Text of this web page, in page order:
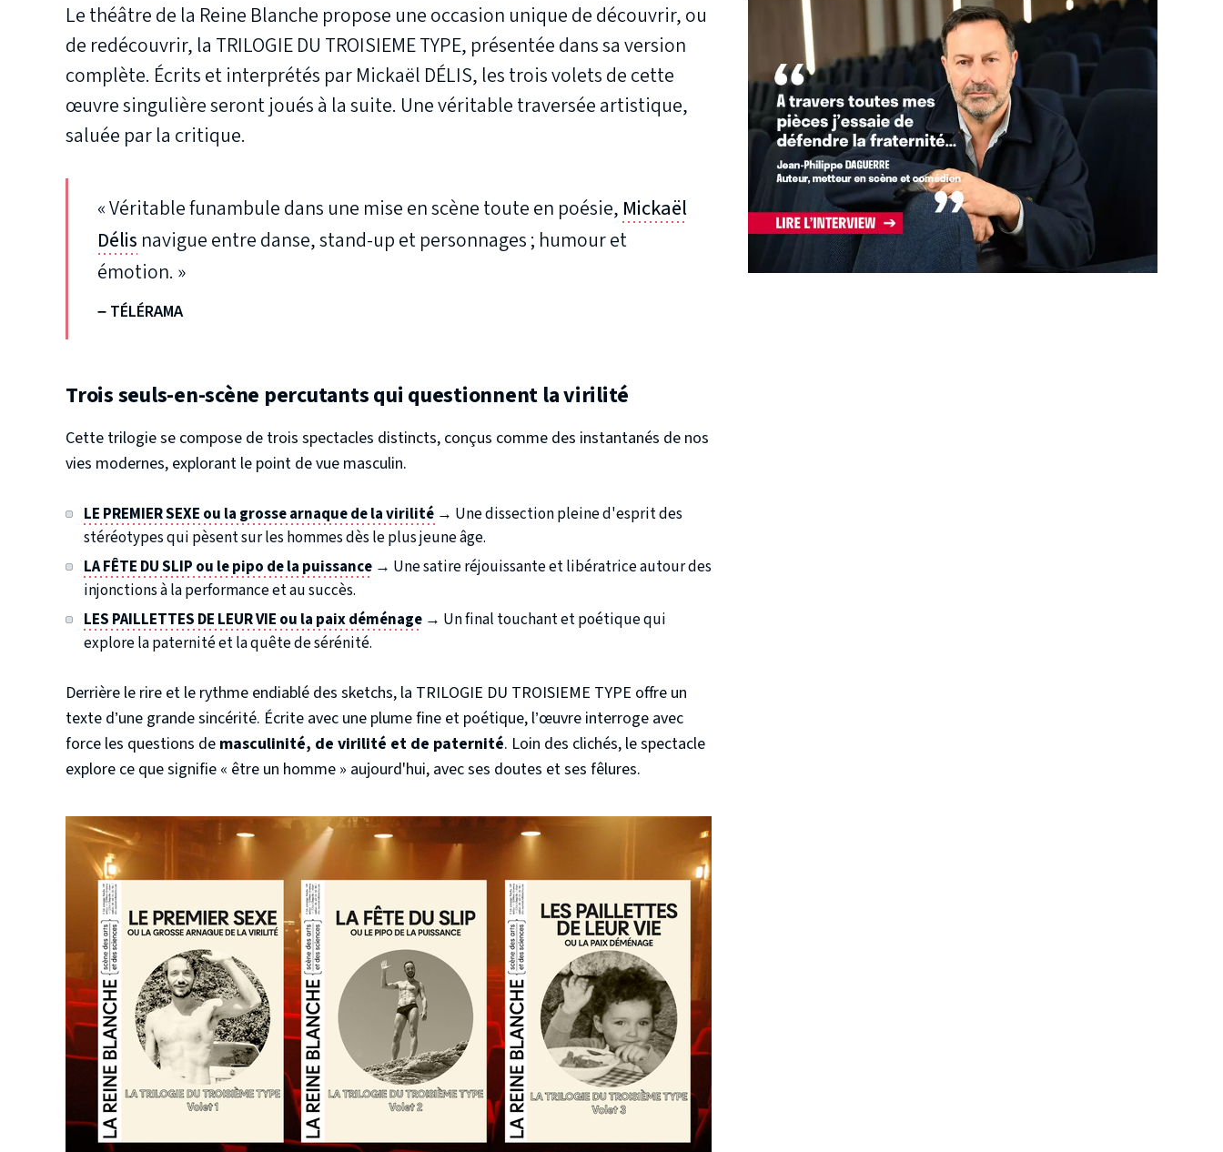
Le théâtre de la Reine Blanche propose une occasion unique de découvrir, ou
de redécouvrir, la TRILOGIE DU TROISIEME TYPE, présentée dans sa version
complète. Écrits et interprétés par Mickaël DÉLIS, les trois volets de cette
œuvre singulière seront joués à la suite. Une véritable traversée artistique,
saluée par la critique.
« Véritable funambule dans une mise en scène toute en poésie, Mickaël
Délis navigue entre danse, stand-up et personnages ; humour et
émotion. »
– TÉLÉRAMA
Trois seuls-en-scène percutantsqui questionnent la virilité
Cette trilogie se compose de trois spectacles distincts, conçus comme des instantanés de nos
vies modernes, explorant le point de vue masculin.
LE PREMIER SEXE ou la grosse arnaque de la virilité → Une dissection pleine d'esprit des
stéréotypes qui pèsent sur les hommes dès le plus jeune âge.
LA FÊTE DU SLIP ou le pipo de la puissance → Une satire réjouissante et libératrice autour des
injonctions à la performance et au succès.
LES PAILLETTES DE LEUR VIE ou la paix déménage → Un final touchant et poétique qui
explore la paternité et la quête de sérénité.
Derrière le rire et le rythme endiablé des sketchs, la TRILOGIE DU TROISIEME TYPE offre un
texte d’une grande sincérité. Écrite avec une plume fine et poétique, l’œuvre interroge avec
force les questions de masculinité, de virilité et de paternité. Loin des clichés, le spectacle
explore ce que signifie « être un homme » aujourd'hui, avec ses doutes et ses fêlures.